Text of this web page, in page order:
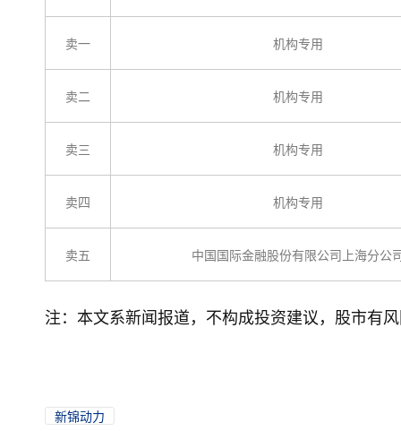
卖一 机构专用
卖二 机构专用
卖三 机构专用
卖四 机构专用
卖五 中国国际金融股份有限公司上海分公
注：本文系新闻报道，不构成投资建议，股市有
新锦动力